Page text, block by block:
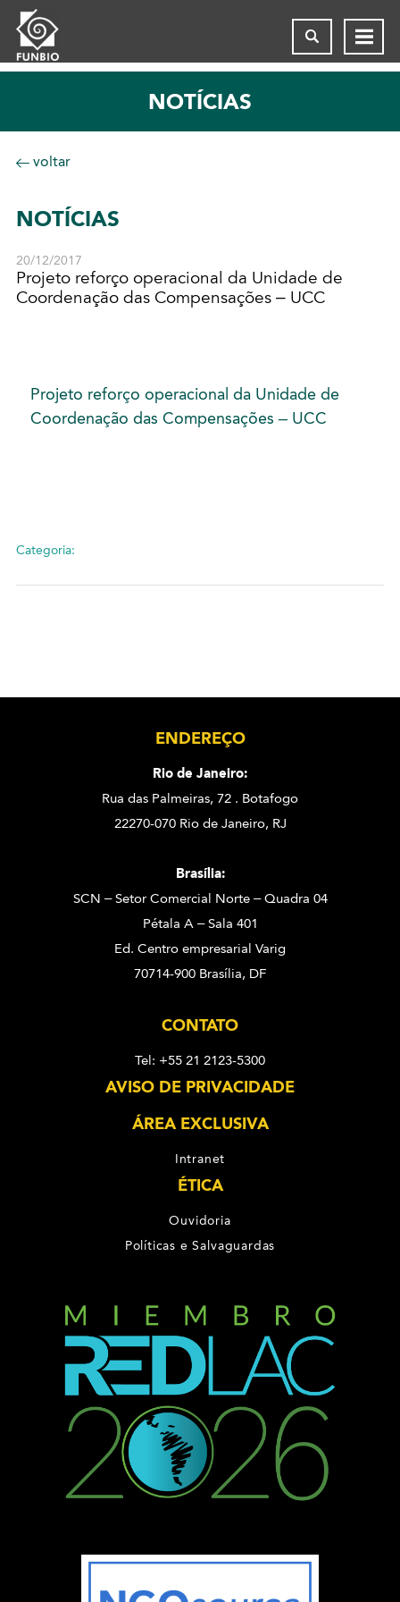
NOTÍCIAS
voltar
NOTÍCIAS
20/12/2017
Projeto reforço operacional da Unidade de
Coordenação das Compensações – UCC
Projeto reforço operacional da Unidade de
Coordenação das Compensações – UCC
Categoria:
ENDEREÇO
Rio de Janeiro:
Rua das Palmeiras, 72 . Botafogo
22270-070 Rio de Janeiro, RJ
Brasília:
SCN – Setor Comercial Norte – Quadra 04
Pétala A – Sala 401
Ed. Centro empresarial Varig
70714-900 Brasília, DF
CONTATO
Tel: +55 21 2123-5300
AVISO DE PRIVACIDADE
ÁREA EXCLUSIVA
Intranet
ÉTICA
Ouvidoria
Políticas e Salvaguardas